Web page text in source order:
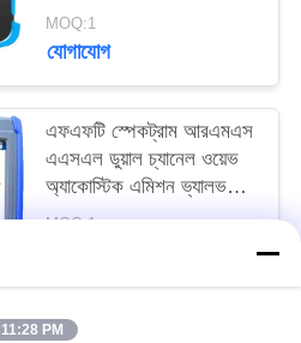
HAI-100
MOQ:1
যোগাযোগ
এফএফটি স্পেকট্রাম আরএমএস
এএসএল ডুয়াল চ্যানেল ওয়েভ
অ্যাকোস্টিক এমিশন ভ্যালভ
ফুটো ডিটেক্টর
MOQ:1
11:28 PM